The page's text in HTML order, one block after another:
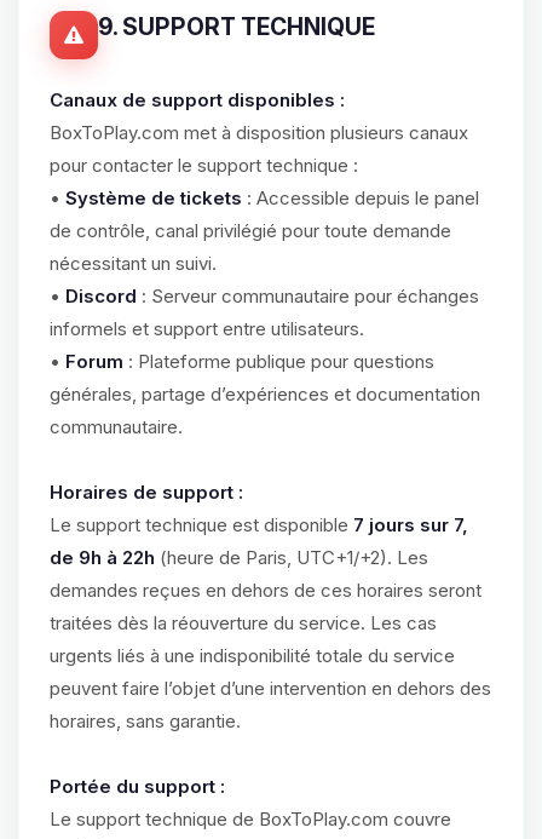
9. SUPPORT TECHNIQUE
Canaux de support disponibles :
BoxToPlay.com met à disposition plusieurs canaux
pour contacter le support technique :
• Système de tickets : Accessible depuis le panel
de contrôle, canal privilégié pour toute demande
nécessitant un suivi.
• Discord : Serveur communautaire pour échanges
informels et support entre utilisateurs.
• Forum : Plateforme publique pour questions
générales, partage d’expériences et documentation
communautaire.
Horaires de support :
Le support technique est disponible 7 jours sur 7,
de 9h à 22h (heure de Paris, UTC+1/+2). Les
demandes reçues en dehors de ces horaires seront
traitées dès la réouverture du service. Les cas
urgents liés à une indisponibilité totale du service
peuvent faire l’objet d’une intervention en dehors des
horaires, sans garantie.
Portée du support :
Le support technique de BoxToPlay.com couvre